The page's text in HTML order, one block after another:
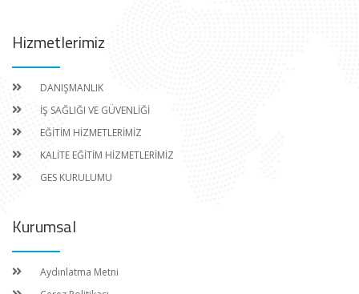
Hizmetlerimiz
DANIŞMANLIK
İŞ SAĞLIĞI VE GÜVENLİĞİ
EĞİTİM HİZMETLERİMİZ
KALİTE EĞİTİM HİZMETLERİMİZ
GES KURULUMU
Kurumsal
Aydınlatma Metni